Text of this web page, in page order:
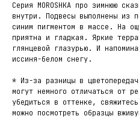
Серия MOROSHKA про зимнюю
внутри. Подвесы выполнены из
синим пигментом в массе. На
приятна и гладкая. Яркие
глянцевой глазурью. И
иссиня-белом снегу.
* Из-за разницы в
могут немного отличаться от
убедиться в оттенке,
можно посмотреть образцы